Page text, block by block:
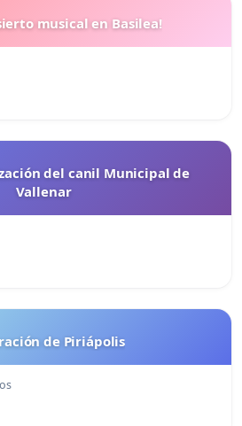
musical en Basilea!
del canil Municipal de
Vallenar
de Piriápolis